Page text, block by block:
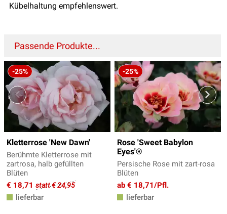
Kübelhaltung empfehlenswert.
Passende Produkte...
-25%
Kletterrose 'New Dawn'
Berühmte Kletterrose mit
zartrosa, halb gefüllten
Blüten
€ 18,71 statt € 24,95
lieferbar
-25%
Rose 'Sweet Babylon
Eyes'®
Persische Rose mit zart-rosa
Blüten
ab € 18,71/Pfl.
lieferbar